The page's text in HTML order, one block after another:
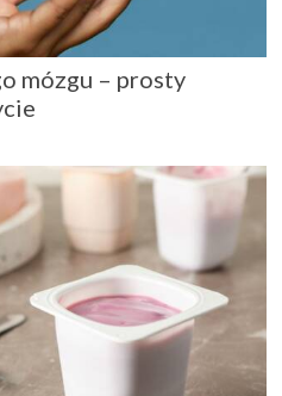
mózgu – prosty